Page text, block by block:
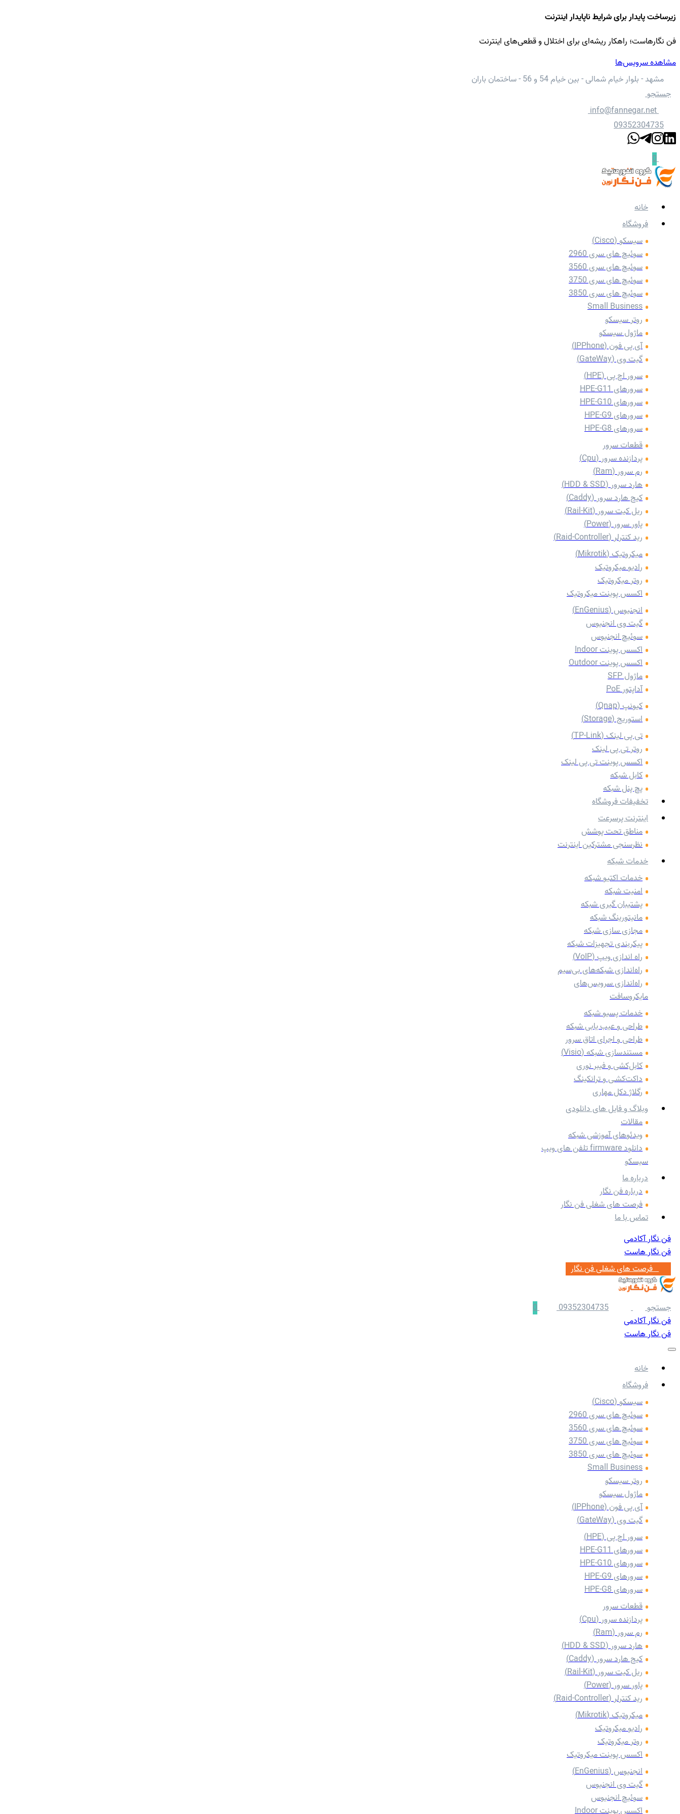
زیرساخت پایدار برای شرایط ناپایدار اینترنت
فن نگارهاست؛ راهکار ریشه‌ای برای اختلال و قطعی‌های اینترنت
مشاهده سرویس‌ها
مشهد - بلوار خیام شمالی - بین خیام 54 و 56 - ساختمان باران
جستجو
info@fannegar.net
09352304735
0
خانه
فروشگاه
سیسکو (Cisco)
سوئیچ های سری 2960
سوئیچ های سری 3560
سوئیچ های سری 3750
سوئیچ های سری 3850
Small Business
روتر سیسکو
ماژول سیسکو
آی پی فون (IPPhone)
گیت وی (GateWay)
سرور اچ پی (HPE)
سرورهای HPE-G11
سرورهای HPE-G10
سرورهای HPE-G9
سرورهای HPE-G8
قطعات سرور
پردازنده سرور (Cpu)
رم سرور (Ram)
هارد سرور (HDD & SSD)
کیج هارد سرور (Caddy)
‌ریل کیت سرور (Rail-Kit)
پاور سرور (Power)
رید کنترلر (Raid-Controller)
میکروتیک (Mikrotik)
رادیو میکروتیک
روتر میکروتیک
اکسس پوینت میکروتیک
انجنیوس (EnGenius)
گیت وی انجنیوس
سوئیچ انجنیوس
اکسس پوینت Indoor
اکسس پوینت Outdoor
ماژول SFP
آداپتور PoE
کیونپ (Qnap)
استوریج (Storage)
تی پی لینک (TP-Link)
روتر تی پی لینک
اکسس پوینت تی پی لینک
کابل شبکه
پچ پنل شبکه
تخفیفات فروشگاه
اینترنت پرسرعت
مناطق تحت پوشش
نظرسنجی مشترکین اینترنت
خدمات شبکه
خدمات اکتیو شبکه
امنیت شبکه
پشتیبان گیری شبکه
مانیتورینگ شبکه
مجازی سازی شبکه
پیکربندی تجهیزات شبکه
راه اندازی ویپ (VoIP)
راه‌اندازی شبکه‌های بی‌سیم
راه‌اندازی سرویس‌های
مایکروسافت
خدمات پسیو شبکه
طراحی و عیب یابی شبکه
طراحی و اجرای اتاق سرور
مستندسازی شبکه (Visio)
کابل‌کشی و فیبر نوری
داکت‌کشـی و ترانکینگ
رگلاژ دکل مهاری
وبلاگ و فایل های دانلودی
مقالات
ویدئوهای آموزشی شبکه
دانلود firmware تلفن های ویپ
سیسکو
درباره ما
درباره فن نگار
فرصت های شغلی فن نگار
تماس با ما
فن نگار آکادمی
فن نگار هاست
‌ ‌‌ ‌فرصت های شغلی فن نگار
جستجو 09352304735
0
فن نگار آکادمی
فن نگار هاست
خانه
فروشگاه
سیسکو (Cisco)
سوئیچ های سری 2960
سوئیچ های سری 3560
سوئیچ های سری 3750
سوئیچ های سری 3850
Small Business
روتر سیسکو
ماژول سیسکو
آی پی فون (IPPhone)
گیت وی (GateWay)
سرور اچ پی (HPE)
سرورهای HPE-G11
سرورهای HPE-G10
سرورهای HPE-G9
سرورهای HPE-G8
قطعات سرور
پردازنده سرور (Cpu)
رم سرور (Ram)
هارد سرور (HDD & SSD)
کیج هارد سرور (Caddy)
‌ریل کیت سرور (Rail-Kit)
پاور سرور (Power)
رید کنترلر (Raid-Controller)
میکروتیک (Mikrotik)
رادیو میکروتیک
روتر میکروتیک
اکسس پوینت میکروتیک
انجنیوس (EnGenius)
گیت وی انجنیوس
سوئیچ انجنیوس
اکسس پوینت Indoor